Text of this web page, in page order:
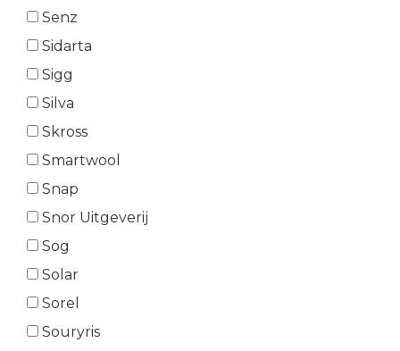
Senz
Sidarta
Sigg
Silva
Skross
Smartwool
Snap
Snor Uitgeverij
Sog
Solar
Sorel
Souryris